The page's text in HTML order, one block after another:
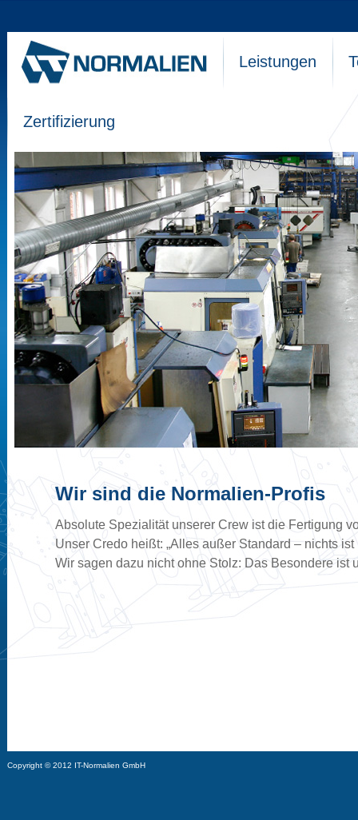
Leistungen
Zertifizierung
Wir sind die Normalien-Profis
Absolute Spezialität unserer Crew ist die Fertigung
Unser Credo heißt: „Alles außer Standard – nichts ist
Wir sagen dazu nicht ohne Stolz: Das Besondere ist
Copyright © 2012 IT-Normalien GmbH